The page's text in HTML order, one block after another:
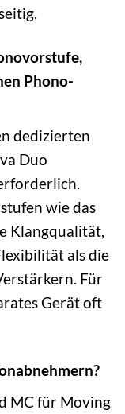
Phono-
dedizierten
Duo
wie das
Klangqualität,
als die
Für
Gerät oft
MC für Moving